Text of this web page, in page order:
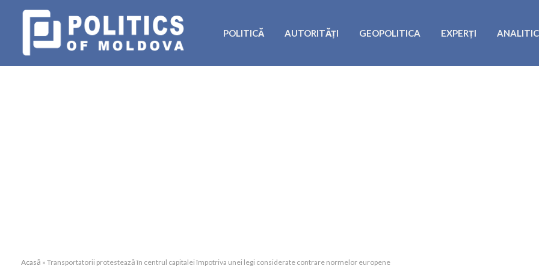
POLITICĂ AUTORITĂȚI GEOPOLITICA EXPERȚI
Acasă » Transportatorii protestează în centrul capitalei împotriva unei legi considerate contrare normelor europene